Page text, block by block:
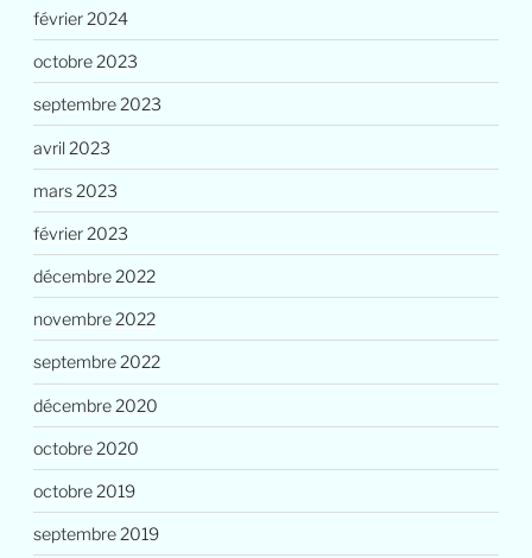
février 2024
octobre 2023
septembre 2023
avril 2023
mars 2023
février 2023
décembre 2022
novembre 2022
septembre 2022
décembre 2020
octobre 2020
octobre 2019
septembre 2019